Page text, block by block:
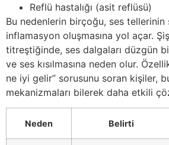
Reflü hastalığı (asit reflüsü)
Bu nedenlerin birçoğu, ses tellerinin
inflamasyon oluşmasına yol açar.
titreştiğinde, ses dalgaları düzgün
ve ses kısılmasına neden olur.
ne iyi gelir” sorusunu soran kişiler,
mekanizmaları bilerek daha etkili
Neden Belirti